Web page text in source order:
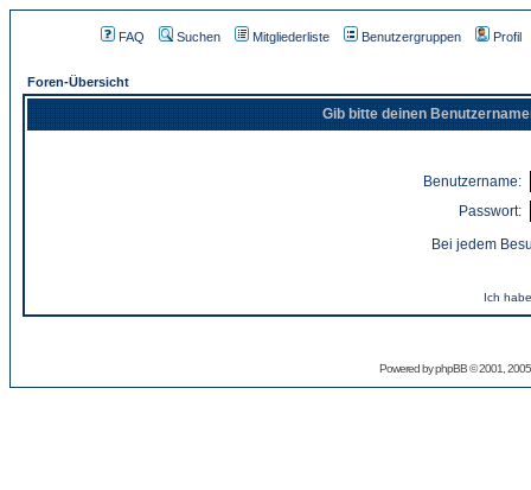
FAQ Suchen Mitgliederliste Benutzergruppen Profil
Foren-Übersicht
Gib bitte deinen
Benutzername:
Passwort:
Bei jedem
Ich
Powered byphpBB© 2001,